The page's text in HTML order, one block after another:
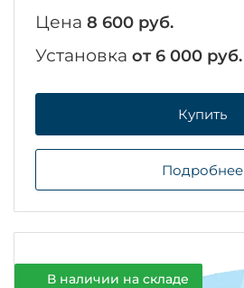
Цена 8 600 руб.
Установка от 6 000 руб.
Купить
Подробнее
В наличии на складе